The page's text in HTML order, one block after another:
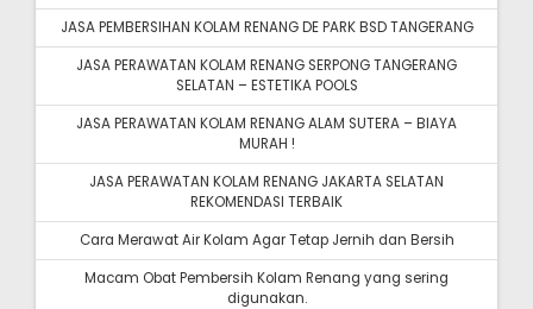
JASA PEMBERSIHAN KOLAM RENANG DE PARK BSD TANGERANG
JASA PERAWATAN KOLAM RENANG SERPONG TANGERANG
SELATAN – ESTETIKA POOLS
JASA PERAWATAN KOLAM RENANG ALAM SUTERA – BIAYA
MURAH !
JASA PERAWATAN KOLAM RENANG JAKARTA SELATAN
REKOMENDASI TERBAIK
Cara Merawat Air Kolam Agar Tetap Jernih dan Bersih
Macam Obat Pembersih Kolam Renang yang sering
digunakan.